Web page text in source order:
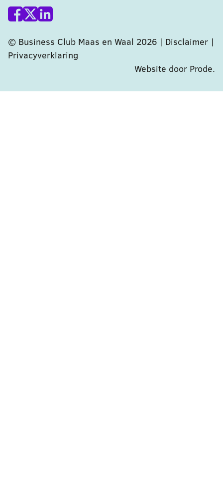
© Business Club Maas en Waal 2026 | Disclaimer |
Privacyverklaring
Website door Prode.